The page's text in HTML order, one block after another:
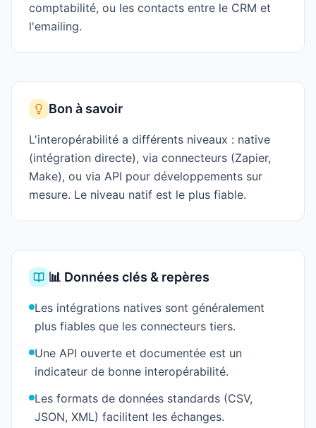
comptabilité, ou les contacts entre le CRM et
l'emailing.
Bon à savoir
L'interopérabilité a différents niveaux : native
(intégration directe), via connecteurs (Zapier,
Make), ou via API pour développements sur
mesure. Le niveau natif est le plus fiable.
📊 Données clés & repères
Les intégrations natives sont généralement
plus fiables que les connecteurs tiers.
Une API ouverte et documentée est un
indicateur de bonne interopérabilité.
Les formats de données standards (CSV,
JSON, XML) facilitent les échanges.